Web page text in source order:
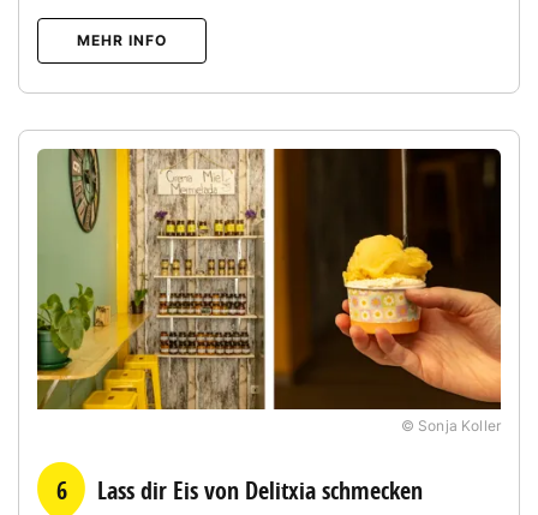
MEHR INFO
© Sonja Koller
6 Lass dir Eis von Delitxia schmecken